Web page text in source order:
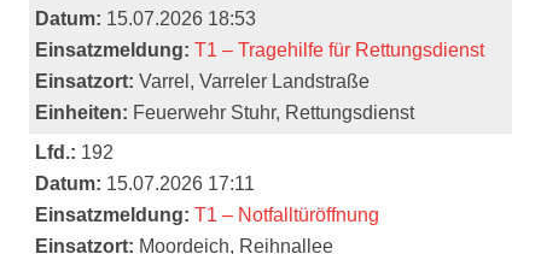
Datum: 15.07.2026 18:53
Einsatzmeldung: T1 – Tragehilfe für Rettungsdienst
Einsatzort: Varrel, Varreler Landstraße
Einheiten: Feuerwehr Stuhr, Rettungsdienst
Lfd.: 192
Datum: 15.07.2026 17:11
Einsatzmeldung: T1 – Notfalltüröffnung
Einsatzort: Moordeich, Reihnallee